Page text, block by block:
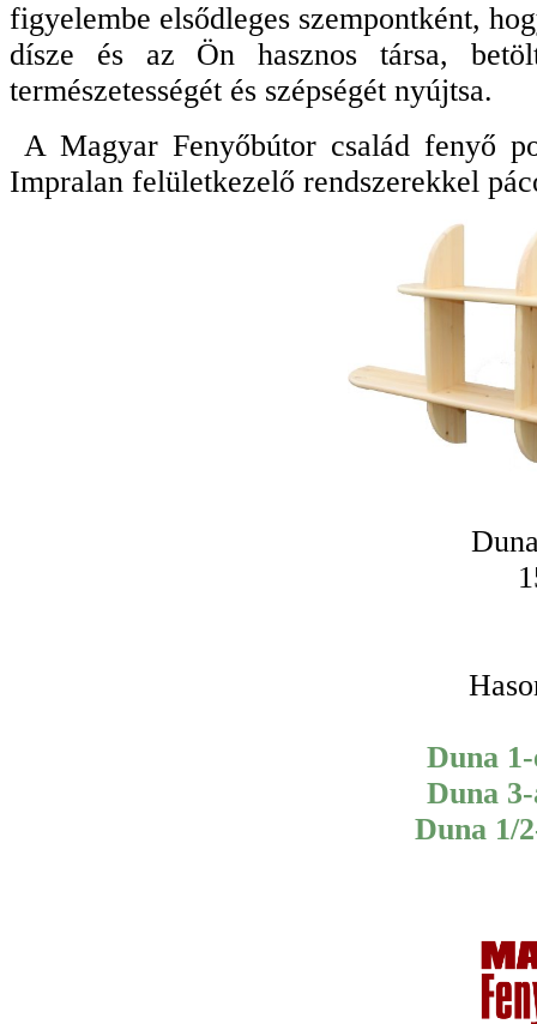
figyelembe elsődleges szempontként,
dísze és az Ön hasznos társa,
természetességét és szépségét nyújtsa.
A Magyar Fenyőbútor család fenyő
Impralan felületkezelő rendszerekkel
Duna
Duna
Duna 1/